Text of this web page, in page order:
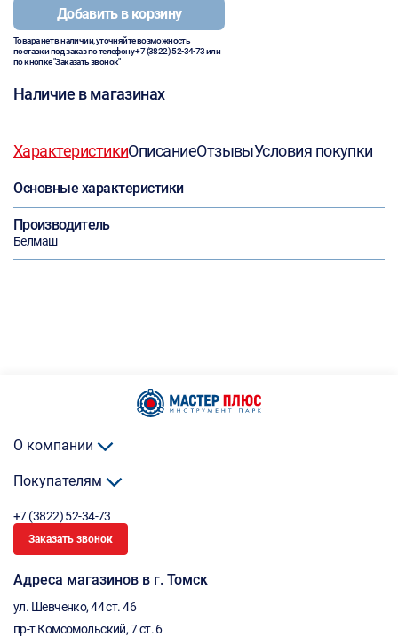
Добавить в корзину
Товара нет в наличии, уточняйте возможность
поставки под заказ по телефону+7 (3822) 52-34-73или
по кнопке "Заказать звонок"
Наличие в магазинах
ХарактеристикиОписаниеОтзывыУсловия покупки
Основные характеристики
Производитель
Белмаш
О компании
Покупателям
+7 (3822) 52-34-73
Заказать звонок
Адреса магазинов в г. Томск
ул. Шевченко, 44 ст. 46
пр-т Комсомольский, 7 ст. 6